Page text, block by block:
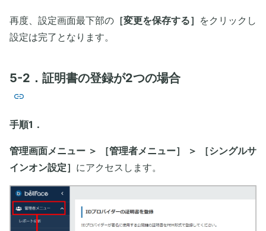
再度、設定画面最下部の ［変更を保存する］ をクリックし
設定は完了となります。
5-2．証明書の登録が2つの場合
手順1．
管理画面メニュー ＞ ［管理者メニュー］ ＞ ［シングルサ
インオン設定］ にアクセスします。